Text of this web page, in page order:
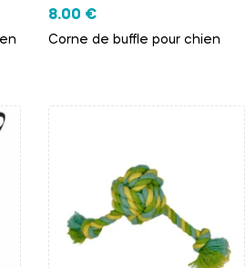
8.00 €
Corne de buffle pour chien